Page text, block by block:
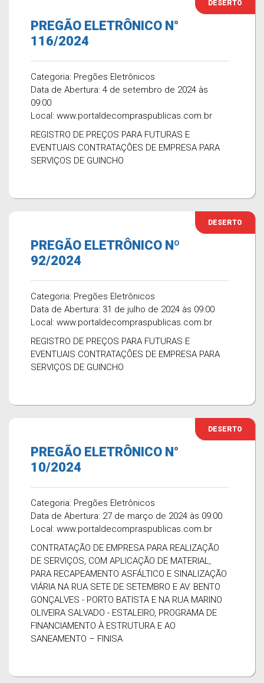
DESERTO
PREGÃO ELETRÔNICO N°
116/2024
Categoria: Pregões Eletrônicos
Data de Abertura: 4 de setembro de 2024 às
09:00
Local: www.portaldecompraspublicas.com.br
REGISTRO DE PREÇOS PARA FUTURAS E
EVENTUAIS CONTRATAÇÕES DE EMPRESA PARA
SERVIÇOS DE GUINCHO
DESERTO
PREGÃO ELETRÔNICO Nº
92/2024
Categoria: Pregões Eletrônicos
Data de Abertura: 31 de julho de 2024 às 09:00
Local: www.portaldecompraspublicas.com.br
REGISTRO DE PREÇOS PARA FUTURAS E
EVENTUAIS CONTRATAÇÕES DE EMPRESA PARA
SERVIÇOS DE GUINCHO
DESERTO
PREGÃO ELETRÔNICO N°
10/2024
Categoria: Pregões Eletrônicos
Data de Abertura: 27 de março de 2024 às 09:00
Local: www.portaldecompraspublicas.com.br
CONTRATAÇÃO DE EMPRESA PARA REALIZAÇÃO
DE SERVIÇOS, COM APLICAÇÃO DE MATERIAL,
PARA RECAPEAMENTO ASFÁLTICO E SINALIZAÇÃO
VIÁRIA NA RUA SETE DE SETEMBRO E AV. BENTO
GONÇALVES - PORTO BATISTA E NA RUA MARINO
OLIVEIRA SALVADO - ESTALEIRO, PROGRAMA DE
FINANCIAMENTO À ESTRUTURA E AO
SANEAMENTO – FINISA